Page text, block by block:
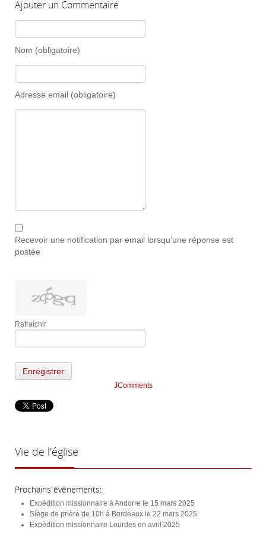
Ajouter un Commentaire
Nom (obligatoire)
Adresse email (obligatoire)
Recevoir une notification par email lorsqu’une réponse est
postée
Rafraîchir
Enregistrer
JComments
Vie de l'église
Prochains évènements:
Expédition missionnaire à Andorre le 15 mars 2025
Siège de prière de 10h à Bordeaux le 22 mars 2025
Expédition missionnaire Lourdes en avril 2025